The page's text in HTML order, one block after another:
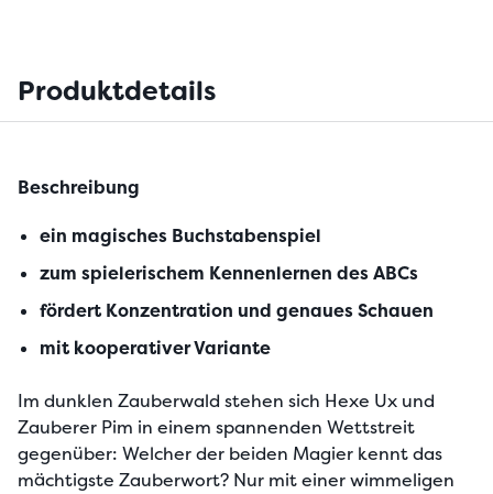
Produktdetails
Beschreibung
ein magisches Buchstabenspiel
zum spielerischem Kennenlernen des ABCs
fördert Konzentration und genaues Schauen
mit kooperativer Variante
Im dunklen Zauberwald stehen sich Hexe Ux und
Zauberer Pim in einem spannenden Wettstreit
gegenüber: Welcher der beiden Magier kennt das
mächtigste Zauberwort? Nur mit einer wimmeligen